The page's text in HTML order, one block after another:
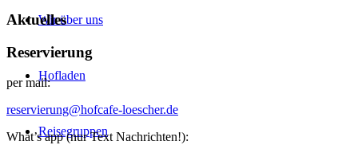
Wir über uns
Hofladen
Reisegruppen
Aktuelles
Reservierung
per mail:
reservierung@hofcafe-loescher.de
What’s app (nur Text Nachrichten!):